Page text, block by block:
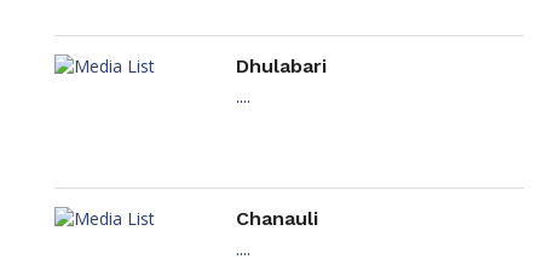
Dhulabari
....
Chanauli
....